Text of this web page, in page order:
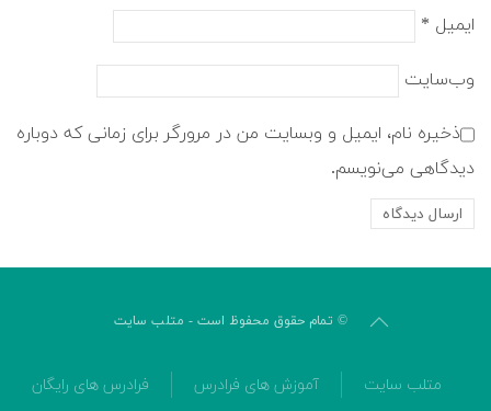
ایمیل *
وب‌سایت
ذخیره نام، ایمیل و وبسایت من در مرورگر برای زمانی که دوباره
دیدگاهی می‌نویسم.
© تمام حقوق محفوظ است - متلب سایت
متلب سایت آموزش های فرادرس
فرادرس های رایگان